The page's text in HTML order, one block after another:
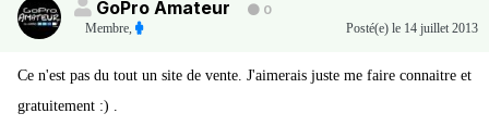
GoPro Amateur
0
Membre, Posté(e) le 14 juillet 2013
Ce n'est pas du tout un site de vente. J'aimerais juste me faire connaitre et
gratuitement :) .